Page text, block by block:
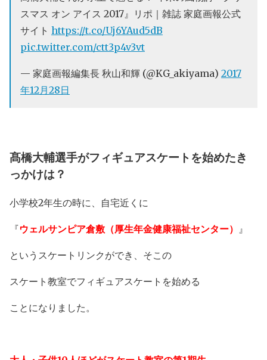
スマス オン アイス 2017』リポ｜雑誌 家庭画報公式
サイト https://t.co/Uj6YAud5dB
pic.twitter.com/ctt3p4v3vt
— 家庭画報編集長 秋山和輝 (@KG_akiyama) 2017
年12月28日
髙橋大輔選手がフィギュアスケートを始めたき
っかけは？
小学校2年生の時に、自宅近くに
『ウェルサンピア倉敷（厚生年金健康福祉センター） 』
というスケートリンクができ、そこの
スケート教室でフィギュアスケートを始める
ことになりました。